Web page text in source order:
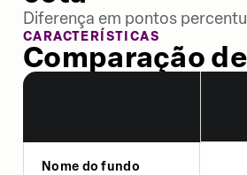
Diferença em pontos
CARACTERÍSTICAS
Comparação
Nome do fundo